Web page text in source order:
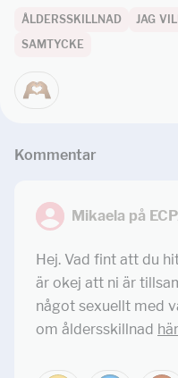
ÅLDERSSKILLNAD
JAG
SAMTYCKE
Kommentar
Mikaela på
Hej. Vad fint att du
är okej att ni är
något sexuellt med
om åldersskillnad här